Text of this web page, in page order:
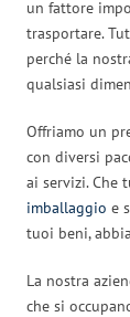
un fattore
trasportare.
perché la
qualsiasi
Offriamo un
con diversi
ai servizi. Che
imballaggio e
tuoi beni,
La nostra
che si